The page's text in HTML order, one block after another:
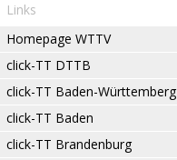
Links
Homepage WTTV
click-TT DTTB
click-TT Baden-Württemberg
click-TT Baden
click-TT Brandenburg